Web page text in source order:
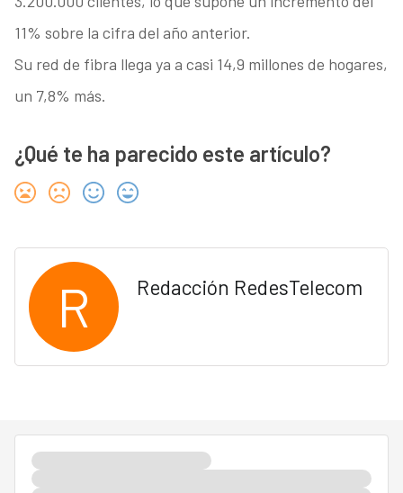
11% sobre la cifra del año anterior.
Su red de fibra llega ya a casi 14,9 millones de hogares,
un 7,8% más.
¿Qué te ha parecido este artículo?
R Redacción RedesTelecom